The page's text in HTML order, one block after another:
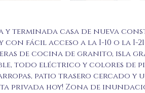
y terminada casa de nueva
con fácil acceso a la I-10 o la
de cocina de granito, isla
todo eléctrico y colores de
patio trasero cercado y
privada hoy! Zona de